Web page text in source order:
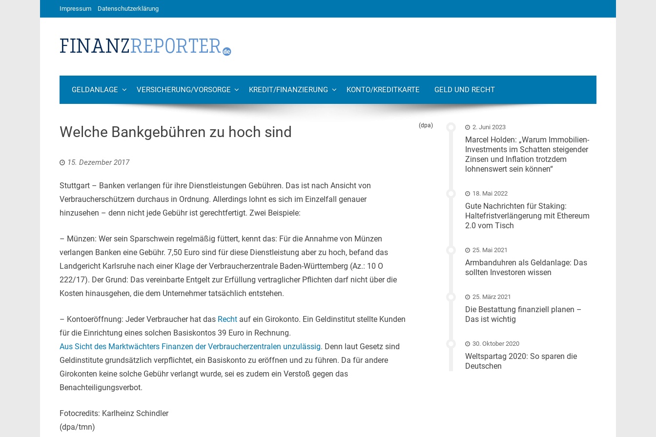
Impressum Datenschutzerklärung
GELDANLAGE VERSICHERUNG/VORSORGE KREDIT/FINANZIERUNG KONTO/KREDITKARTE GELD UND RECHT
Welche Bankgebühren zu hoch sind (dpa)
15. Dezember 2017
Stuttgart – Banken verlangen für ihre Dienstleistungen Gebühren. Das ist nach Ansicht von
Verbraucherschützern durchaus in Ordnung. Allerdings lohnt es sich im Einzelfall genauer
hinzusehen – denn nicht jede Gebühr ist gerechtfertigt. Zwei Beispiele:
– Münzen: Wer sein Sparschwein regelmäßig füttert, kennt das: Für die Annahme von Münzen
verlangen Banken eine Gebühr. 7,50 Euro sind für diese Dienstleistung aber zu hoch, befand das
Landgericht Karlsruhe nach einer Klage der Verbraucherzentrale Baden-Württemberg (Az.: 10 O
222/17). Der Grund: Das vereinbarte Entgelt zur Erfüllung vertraglicher Pflichten darf nicht über die
Kosten hinausgehen, die dem Unternehmer tatsächlich entstehen.
– Kontoeröffnung: Jeder Verbraucher hat das Recht auf ein Girokonto. Ein Geldinstitut stellte Kunden
für die Einrichtung eines solchen Basiskontos 39 Euro in Rechnung.
Aus Sicht des Marktwächters Finanzen der Verbraucherzentralen unzulässig. Denn laut Gesetz sind
Geldinstitute grundsätzlich verpflichtet, ein Basiskonto zu eröffnen und zu führen. Da für andere
Girokonten keine solche Gebühr verlangt wurde, sei es zudem ein Verstoß gegen das
Benachteiligungsverbot.
Fotocredits: Karlheinz Schindler
(dpa/tmn)
2. Juni 2023
Marcel Holden: „Warum Immobilien-
Investments im Schatten steigender
Zinsen und Inflation trotzdem
lohnenswert sein können“
18. Mai 2022
Gute Nachrichten für Staking:
Haltefristverlängerung mit Ethereum
2.0 vom Tisch
25. Mai 2021
Armbanduhren als Geldanlage: Das
sollten Investoren wissen
25. März 2021
Die Bestattung finanziell planen –
Das ist wichtig
30. Oktober 2020
Weltspartag 2020: So sparen die
Deutschen